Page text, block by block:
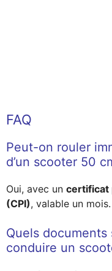
FAQ
Peut-on rouler
d’un scooter 50
Oui, avec un certificat
(CPI), valable un mois.
Quels
conduire un